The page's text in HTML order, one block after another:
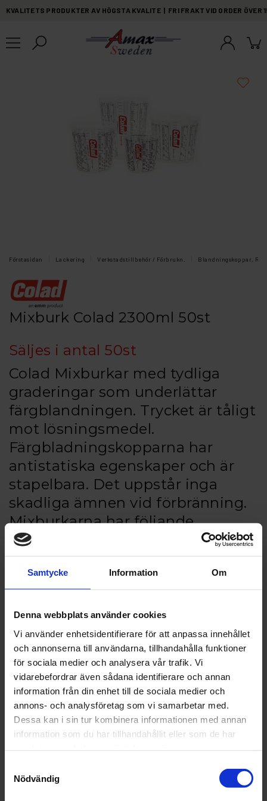
Samtycke Information Om
Denna webbplats använder cookies
Vi använder enhetsidentifierare för att anpassa innehållet
och annonserna till användarna, tillhandahålla funktioner
för sociala medier och analysera vår trafik. Vi
vidarebefordrar även sådana identifierare och annan
information från din enhet till de sociala medier och
annons- och analysföretag som vi samarbetar med.
Dessa kan i sin tur kombinera informationen med annan
information som du har tillhandahållit eller som de har
Nödvändig
KVALITETS PRODUKTER AV HÖGSTA KVALITE | FRI FRAKT VID ORDER
Förstasidan Lackering Verkstadstillbehör / Förbrukn. Blandningskoppar,
Mixburk Colad 2300ml 50st
Säljes i antal 50st
Colad Mixburkar med tydliga
graderingar som underlättar
färgblandningen. Trycket är tåligt
mot lösningsmedel.
Färgbladningskopparna har
antistatiska egenskaper och är
stapelbara. Det uppstår inga
skadliga ämnen vid förbränning.
Mixburkarna har följande
egenskaper:
- ren, smidig och transparent, -
tryckt med
blandningsförhållanden: 2:1, 3:1,
4:1, 5:1 - mycket stabil, - enkla att
hälla ur! - enkla att förvara... och
kassera, - den klara plasten är inte
giftig, - har antistatiska
egenskaper, - förbränning av
plasten resulterar inte i farliga
gaser
Artikelnr: COL 7-9410300-50
Inkl. moms: 557 kr